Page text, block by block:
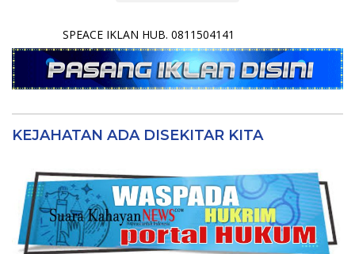
SPEACE IKLAN HUB. 0811504141
KEJAHATAN ADA DISEKITAR KITA